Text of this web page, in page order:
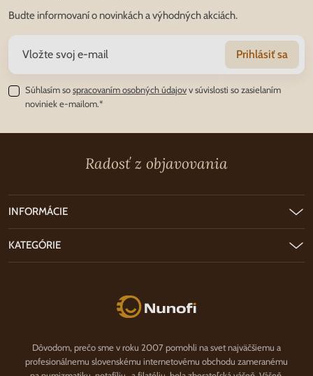
Budte informovaní o novinkách a výhodných akciách.
Prihlásiť sa
Súhlasím sospracovaním osobných údajovv súvislosti so zasielaním
noviniek e-mailom.*
Radosť z objavovania
Nunofi.sk
Dôvodom, prečo sme v roku 2007 pomohli na svet najväčšiemu a
profesionálnemu slovenskému internetovému obchodu zameranému
INFORMÁCIE
KATEGÓRIE